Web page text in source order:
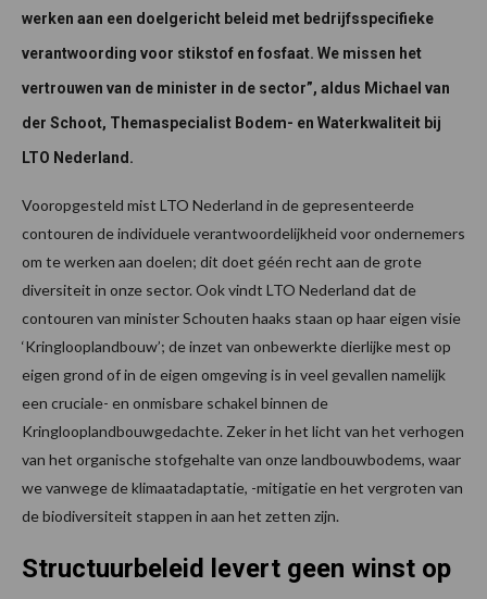
werken aan een doelgericht beleid met bedrijfsspecifieke
verantwoording voor stikstof en fosfaat. We missen het
vertrouwen van de minister in de sector”, aldus Michael van
der Schoot, Themaspecialist Bodem- en Waterkwaliteit bij
LTO Nederland.
Vooropgesteld mist LTO Nederland in de gepresenteerde
contouren de individuele verantwoordelijkheid voor ondernemers
om te werken aan doelen; dit doet géén recht aan de grote
diversiteit in onze sector. Ook vindt LTO Nederland dat de
contouren van minister Schouten haaks staan op haar eigen visie
‘Kringlooplandbouw’; de inzet van onbewerkte dierlijke mest op
eigen grond of in de eigen omgeving is in veel gevallen namelijk
een cruciale- en onmisbare schakel binnen de
Kringlooplandbouwgedachte. Zeker in het licht van het verhogen
van het organische stofgehalte van onze landbouwbodems, waar
we vanwege de klimaatadaptatie, -mitigatie en het vergroten van
de biodiversiteit stappen in aan het zetten zijn.
Structuurbeleid levert geen winst op